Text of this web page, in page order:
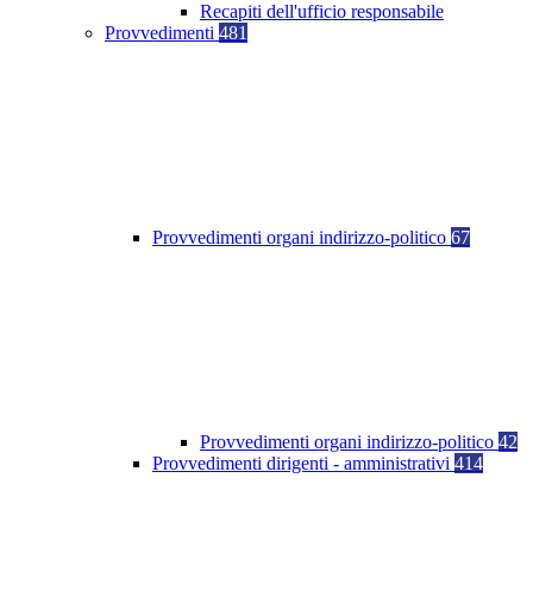
Recapiti dell'ufficio responsabile
Provvedimenti 481
Provvedimenti organi indirizzo-politico 67
Provvedimenti organi indirizzo-politico 42
Provvedimenti dirigenti - amministrativi 414